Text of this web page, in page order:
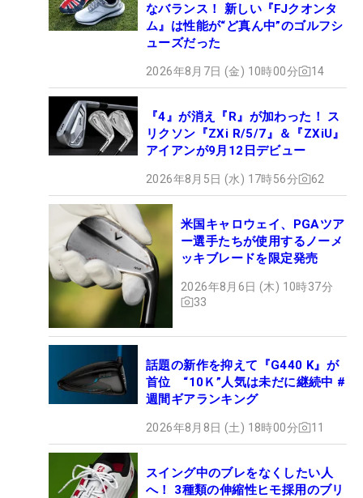
なバランス！ 新しい『FJクオンタ
ム』は性能が“ど真ん中”のゴルフシ
ューズだった
2026年8月7日 (金) 10時00分 14
『4』が消え『R』が加わった！ ス
リクソン『ZXi R/5/7』＆『ZXiU』
アイアンが9月12日デビュー
2026年8月5日 (水) 17時56分 62
米国キャロウェイ、PGAツア
ー選手たちが使用するノーメ
ッキブレードを限定発売
2026年8月6日 (木) 10時37分
33
話題の新作を抑えて『G440 K』が
首位 “10Ｋ”人気は未だに継続中 #
週間ギアランキング
2026年8月8日 (土) 18時00分 11
スイング中のブレをなくしたい人
へ！ 3種類の伸縮性ヒモ採用のブリ